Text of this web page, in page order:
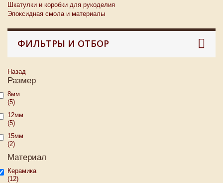
Шкатулки и коробки для рукоделия
Эпоксидная смола и материалы
ФИЛЬТРЫ И ОТБОР
Назад
Размер
8мм
(5)
12мм
(5)
15мм
(2)
Материал
Керамика
(12)